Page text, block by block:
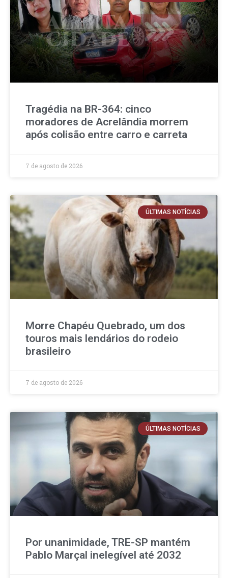
Tragédia na BR-364: cinco
moradores de Acrelândia morrem
após colisão entre carro e carreta
7 de agosto de 2026
ÚLTIMAS NOTÍCIAS
Morre Chapéu Quebrado, um dos
touros mais lendários do rodeio
brasileiro
7 de agosto de 2026
ÚLTIMAS NOTÍCIAS
Por unanimidade, TRE-SP mantém
Pablo Marçal inelegível até 2032